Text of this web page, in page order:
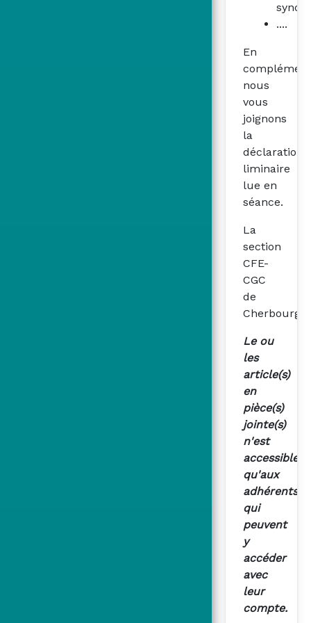
....
En
nous
vous
joignons
la
déclaration
liminaire
lue en
séance.
La
section
CFE-
CGC
de
Cherbourg
Le ou
les
article(s)
en
pièce(s)
jointe(s)
n'est
accessible
qu'aux
adhérents
qui
peuvent
y
accéder
avec
leur
compte.